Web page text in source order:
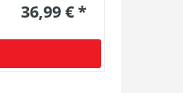
36,99 € *